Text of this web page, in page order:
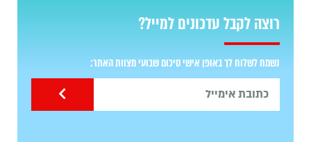
רוצה לקבל עדכונים למייל?
נשמח לשלוח לך באופן אישי סיכום שבועי מצוות האתר: